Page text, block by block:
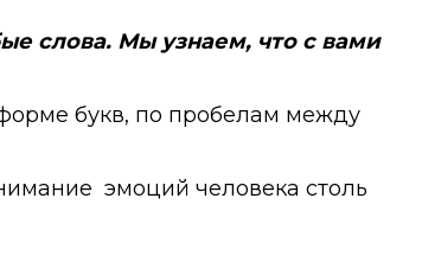
слова. Мы узнаем, что с вами
букв, по пробелам между
эмоций человека столь